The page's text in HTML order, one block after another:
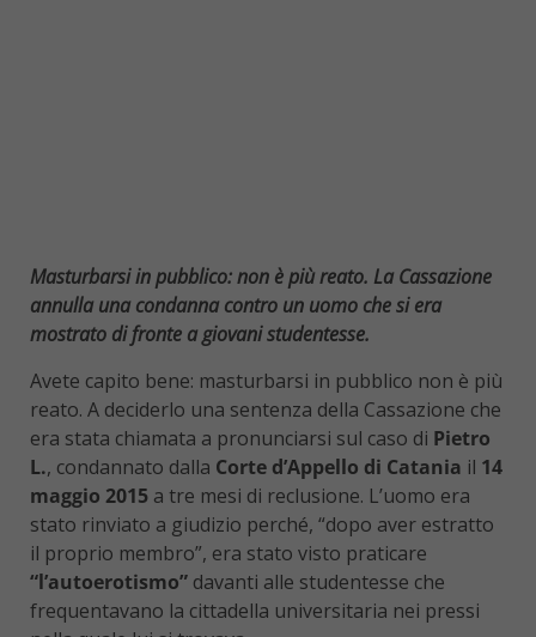
Masturbarsi in pubblico: non è più reato. La Cassazione
annulla una condanna contro un uomo che si era
mostrato di fronte a giovani studentesse.
Avete capito bene: masturbarsi in pubblico non è più
reato. A deciderlo una sentenza della Cassazione che
era stata chiamata a pronunciarsi sul caso di Pietro
L., condannato dalla Corte d’Appello di Catania il 14
maggio 2015 a tre mesi di reclusione. L’uomo era
stato rinviato a giudizio perché, “dopo aver estratto
il proprio membro”, era stato visto praticare
“l’autoerotismo” davanti alle studentesse che
frequentavano la cittadella universitaria nei pressi